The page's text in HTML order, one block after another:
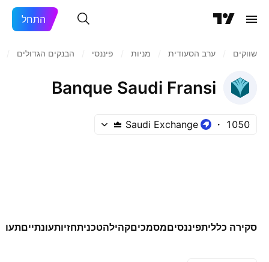
התחל
שווקים ערב הסעודית מניות‏ פיננסי הבנקים הגדולים
Banque Saudi Fransi
1050
Saudi Exchange
סקירה כלליתפיננסיםמסמכיםקהילהטכניתחזיותעונתיים